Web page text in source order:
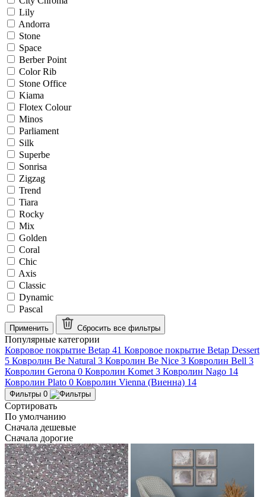
Lily
Andorra
Stone
Space
Berber Point
Color Rib
Stone Office
Kiama
Flotex Colour
Minos
Parliament
Silk
Superbe
Sonrisa
Zigzag
Trend
Tiara
Rocky
Mix
Golden
Coral
Chic
Axis
Classic
Dynamic
Pascal
Применить Сбросить все фильтры
Популярные категории
Ковровое покрытие Betap 41 Ковровое покрытие Betap Dessert
5 Ковролин Be Natural 3 Ковролин Be Nice 3 Ковролин Bell 3
Ковролин Gerona 0 Ковролин Komet 3 Ковролин Nago 14
Ковролин Plato 0 Ковролин Vienna (Виенна) 14
Фильтры 0
Сортировать
По умолчанию
Сначала дешевые
Сначала дорогие